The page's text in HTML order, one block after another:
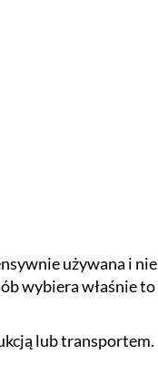
używana i nie
wybiera właśnie to
lub transportem.